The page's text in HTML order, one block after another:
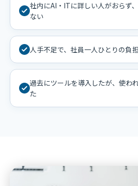
社内にAI・ITに詳しい人がおらず
ない
人手不足で、社員一人ひとりの負
過去にツールを導入したが、使わ
た